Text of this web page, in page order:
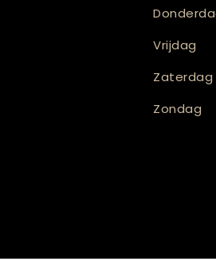
Vrijdag
Zaterdag
Zondag